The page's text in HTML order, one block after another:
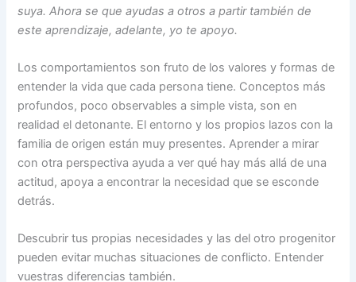
suya. Ahora se que ayudas a otros a partir también de
este aprendizaje, adelante, yo te apoyo.
Los comportamientos son fruto de los valores y formas de
entender la vida que cada persona tiene. Conceptos más
profundos, poco observables a simple vista, son en
realidad el detonante. El entorno y los propios lazos con la
familia de origen están muy presentes. Aprender a mirar
con otra perspectiva ayuda a ver qué hay más allá de una
actitud, apoya a encontrar la necesidad que se esconde
detrás.
Descubrir tus propias necesidades y las del otro progenitor
pueden evitar muchas situaciones de conflicto. Entender
vuestras diferencias también.